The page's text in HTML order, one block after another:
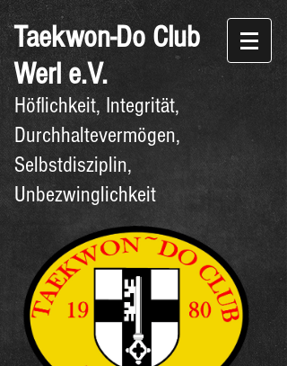
Taekwon-Do Club
Werl e.V.
Höflichkeit, Integrität,
Durchhaltevermögen,
Selbstdisziplin,
Unbezwinglichkeit